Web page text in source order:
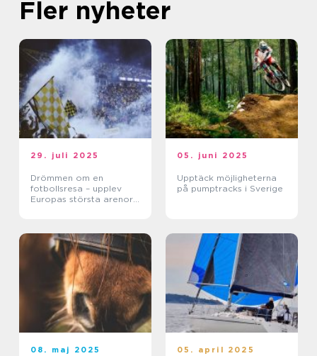
Fler nyheter
29. juli 2025
Drömmen om en
fotbollsresa – upplev
Europas största arenor
05. juni 2025
Upptäck möjligheterna
på pumptracks i Sverige
08. maj 2025 05. april 2025